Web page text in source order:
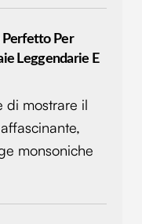
Per
Leggendarie E
di mostrare il
monsoniche